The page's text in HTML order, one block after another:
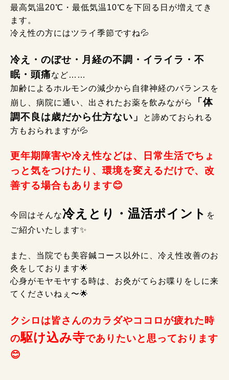
最高気温20℃・最低気温10℃を下回る日が増えてき
ます。
冷え性の方にはツライ季節ですね💦
冷え・のぼせ・月経の不調・イライラ・不
眠・頭痛など……
加齢によるホルモンの減少から自律神経のバランスを
崩し、病院に通い、出されたお薬を飲みながら
「体
調不良は歳だから仕方ない」
と諦めておられる
方もおられますが💦
更年期障害や冷え性などは、日常生活でちょ
っと気をつけたり、環境を変えるだけで、改
善する場合もあります😊
今回はそんな冷えとり・温活ポイント を
ご紹介いたします✨
また、当院でも美容鍼コース以外に、冷え性改善のお
灸をしております🌟
心身がモヤモヤする時は、お灸がてらお喋りをしに来
てくださいねぇ〜🌟
クシロは皆さんのカラダやココロが疲れた時
の駆け込み寺でありたいと思っております
😊